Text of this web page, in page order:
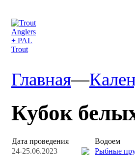
Главная—
Кубок
Дата проведения Водоем
24-25.06.2023
Рыбные